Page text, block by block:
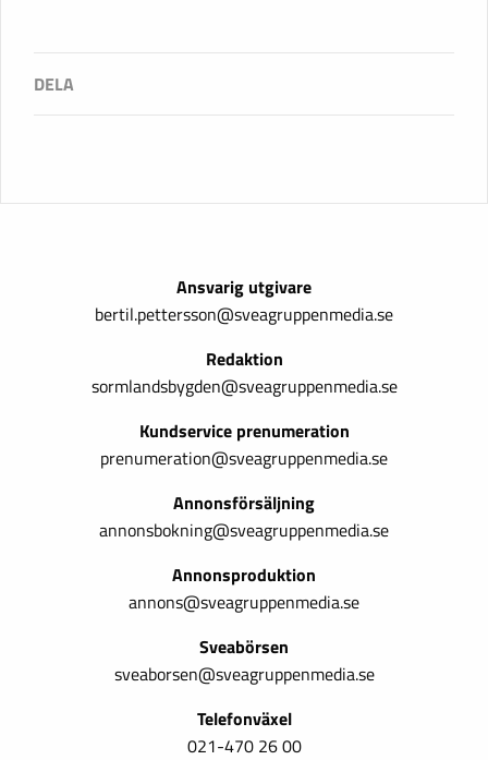
Ansvarig utgivare
bertil.pettersson@sveagruppenmedia.se
Redaktion
sormlandsbygden@sveagruppenmedia.se
Kundservice prenumeration
prenumeration@sveagruppenmedia.se
Annonsförsäljning
annonsbokning@sveagruppenmedia.se
Annonsproduktion
annons@sveagruppenmedia.se
Sveabörsen
sveaborsen@sveagruppenmedia.se
Telefonväxel
021-470 26 00